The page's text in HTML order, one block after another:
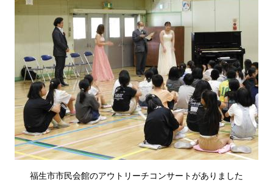
福生市市民会館のアウトリーチコンサートがありました